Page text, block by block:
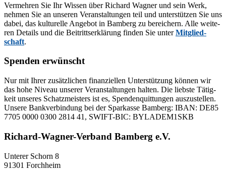
Ver­meh­ren Sie Ihr Wis­sen über Ri­chard Wag­ner und sein Werk,
neh­men Sie an un­se­ren Ver­an­stal­tun­gen teil und un­ter­stüt­zen Sie uns
da­bei, das kul­tu­rel­le An­ge­bot in Bam­berg zu be­rei­chern. Alle wei­te­
ren De­tails und die Bei­tritts­er­klä­rung fin­den Sie un­terMit­glied­
schaft.
Spenden erwünscht
Nur mit Ih­rer zu­sätz­li­chen fi­nan­zi­el­len Un­ter­stüt­zung kön­nen wir
das hohe Ni­veau un­se­rer Ver­an­stal­tun­gen hal­ten. Die liebs­te Tä­tig­
keit un­se­res Schatz­meis­ters ist es, Spen­den­quit­tun­gen aus­zu­stel­len.
Un­se­re Bank­ver­bin­dung bei der Spar­kas­se Bam­berg: IBAN: DE85
7705 0000 0300 2814 41, SWIFT-BIC: BYLADEM1SKB
Richard-Wagner-Verband Bamberg e.V.
Un­te­rer Schorn 8
91301 Forchheim